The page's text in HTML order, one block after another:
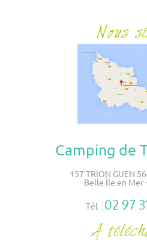
Camping de
157 TRION GUEN
Belle Île en Mer
Tél : 02 97